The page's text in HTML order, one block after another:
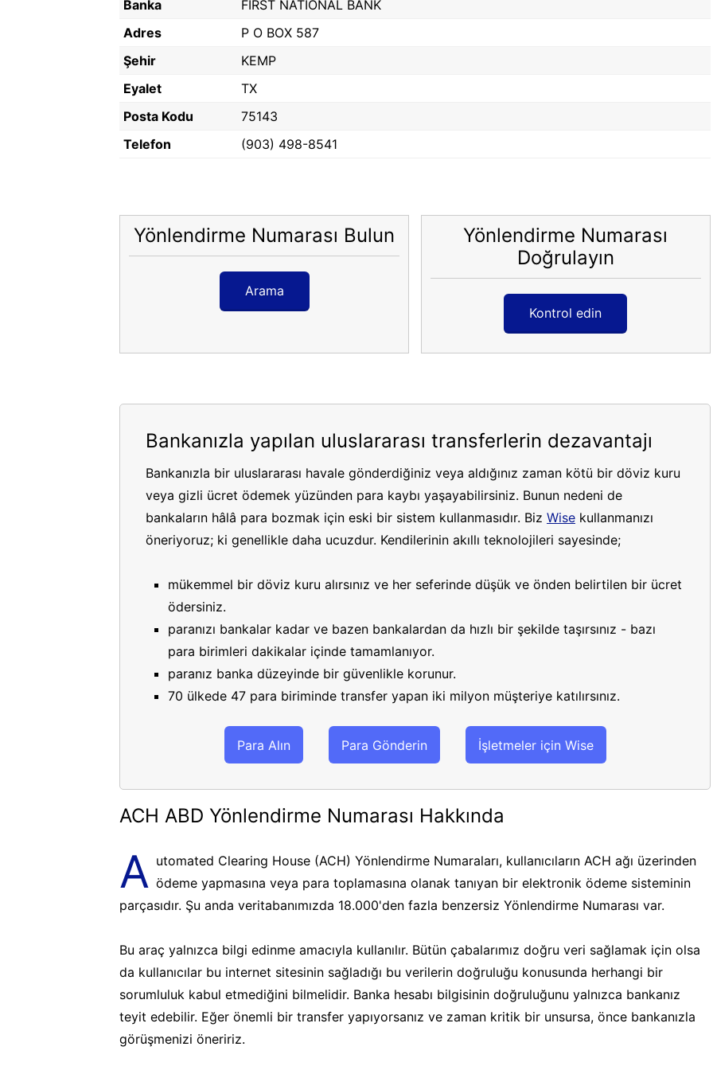
Banka
FIRST NATIONAL BANK
Adres
P O BOX 587
Şehir
KEMP
Eyalet
TX
Posta Kodu
75143
Telefon
(903) 498-8541
Yönlendirme Numarası Bulun
Arama
Yönlendirme Numarası
Doğrulayın
Kontrol edin
Bankanızla yapılan uluslararası transferlerin dezavantajı
Bankanızla bir uluslararası havale gönderdiğiniz veya aldığınız zaman kötü bir döviz kuru
veya gizli ücret ödemek yüzünden para kaybı yaşayabilirsiniz. Bunun nedeni de
bankaların hâlâ para bozmak için eski bir sistem kullanmasıdır. Biz Wise kullanmanızı
öneriyoruz; ki genellikle daha ucuzdur. Kendilerinin akıllı teknolojileri sayesinde;
mükemmel bir döviz kuru alırsınız ve her seferinde düşük ve önden belirtilen bir ücret
ödersiniz.
paranızı bankalar kadar ve bazen bankalardan da hızlı bir şekilde taşırsınız - bazı
para birimleri dakikalar içinde tamamlanıyor.
paranız banka düzeyinde bir güvenlikle korunur.
70 ülkede 47 para biriminde transfer yapan iki milyon müşteriye katılırsınız.
Para Alın Para Gönderin İşletmeler için Wise
ACH ABD Yönlendirme Numarası Hakkında
A utomated Clearing House (ACH) Yönlendirme Numaraları, kullanıcıların ACH ağı üzerinden
ödeme yapmasına veya para toplamasına olanak tanıyan bir elektronik ödeme sisteminin
parçasıdır. Şu anda veritabanımızda 18.000'den fazla benzersiz Yönlendirme Numarası var.
Bu araç yalnızca bilgi edinme amacıyla kullanılır. Bütün çabalarımız doğru veri sağlamak için olsa
da kullanıcılar bu internet sitesinin sağladığı bu verilerin doğruluğu konusunda herhangi bir
sorumluluk kabul etmediğini bilmelidir. Banka hesabı bilgisinin doğruluğunu yalnızca bankanız
teyit edebilir. Eğer önemli bir transfer yapıyorsanız ve zaman kritik bir unsursa, önce bankanızla
görüşmenizi öneririz.